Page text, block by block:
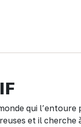
qui
et il cherche